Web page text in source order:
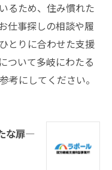
るため、住み慣れた
仕事探しの相談や履
とりに合わせた支援
ついて多岐にわたる
考にしてください。
な扉—